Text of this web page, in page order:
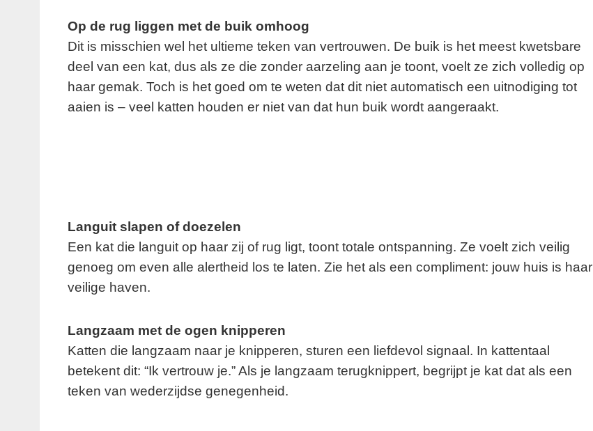
Op de rug liggen met de buik omhoog
Dit is misschien wel het ultieme teken van vertrouwen. De buik is het meest kwetsbare
deel van een kat, dus als ze die zonder aarzeling aan je toont, voelt ze zich volledig op
haar gemak. Toch is het goed om te weten dat dit niet automatisch een uitnodiging tot
aaien is – veel katten houden er niet van dat hun buik wordt aangeraakt.
Languit slapen of doezelen
Een kat die languit op haar zij of rug ligt, toont totale ontspanning. Ze voelt zich veilig
genoeg om even alle alertheid los te laten. Zie het als een compliment: jouw huis is haar
veilige haven.
Langzaam met de ogen knipperen
Katten die langzaam naar je knipperen, sturen een liefdevol signaal. In kattentaal
betekent dit: “Ik vertrouw je.” Als je langzaam terugknippert, begrijpt je kat dat als een
teken van wederzijdse genegenheid.